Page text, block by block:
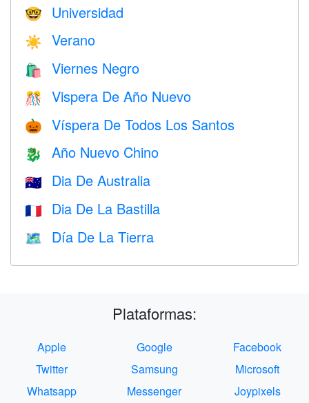
🤓 Universidad
☀️ Verano
🛍 Viernes Negro
🎊 Vispera De Año Nuevo
🎃 Víspera De Todos Los Santos
🐉 Año Nuevo Chino
🇦🇺 Dia De Australia
🇫🇷 Dia De La Bastilla
🗺️ Día De La Tierra
Plataformas:
Apple Google
Facebook
Twitter
Samsung
Microsoft
Whatsapp
Messenger
Joypixels